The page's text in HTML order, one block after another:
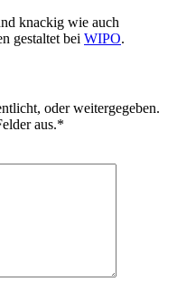
knackig wie auch
gestaltet bei WIPO.
oder weitergegeben.
aus.*